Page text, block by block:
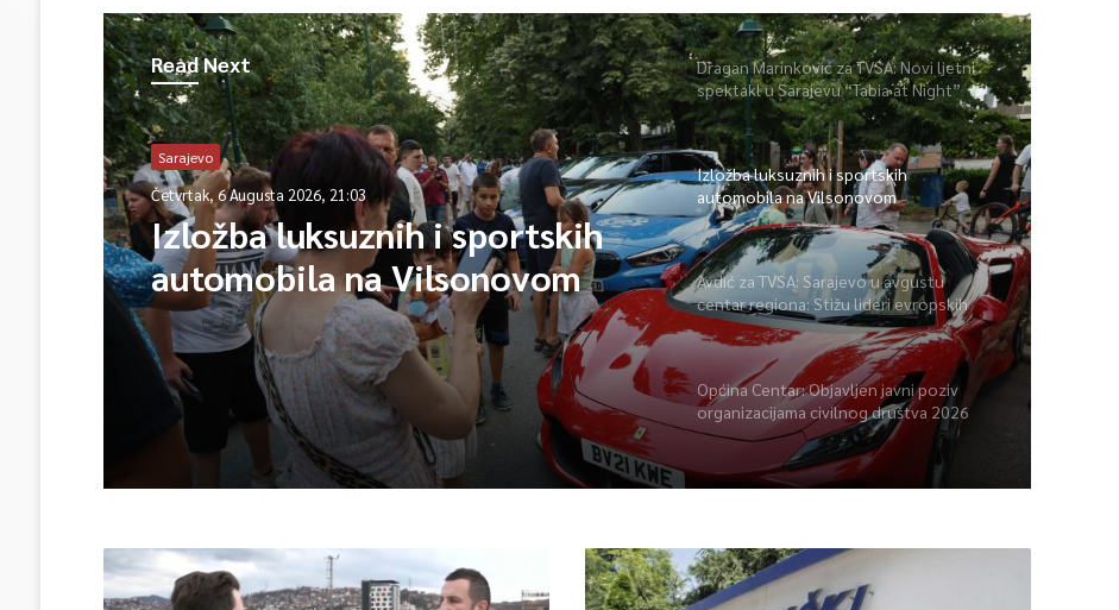
Read Next
Sarajevo
Četvrtak, 6 Augusta 2026, 21:03
Izložba luksuznih i sportskih
automobila na Vilsonovom
Dragan Marinković za TVSA: Novi ljetni
spektakl u Sarajevu “Tabia at Night”
Izložba luksuznih i sportskih
automobila na Vilsonovom
Avdić za TVSA: Sarajevo u avgustu
centar regiona: Stižu lideri evropskih
gradova
Općina Centar: Objavljen javni poziv
organizacijama civilnog društva 2026